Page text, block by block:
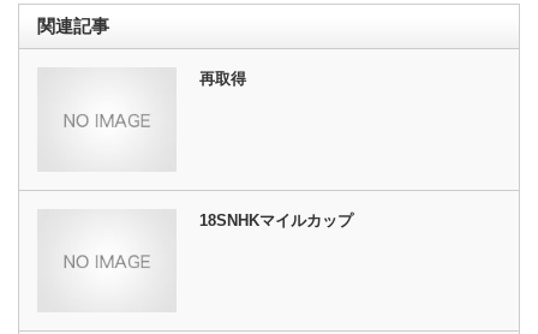
関連記事
再取得
18SNHKマイルカップ